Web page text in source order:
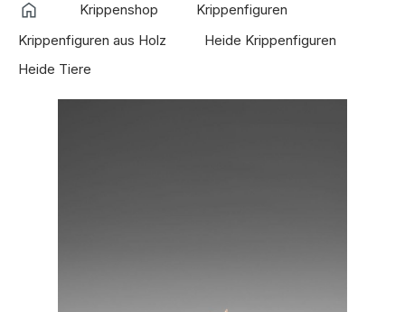
StartseiteKrippenshop
Krippenfiguren
Krippenfiguren aus Holz
Heide Krippenfiguren
Heide Tiere